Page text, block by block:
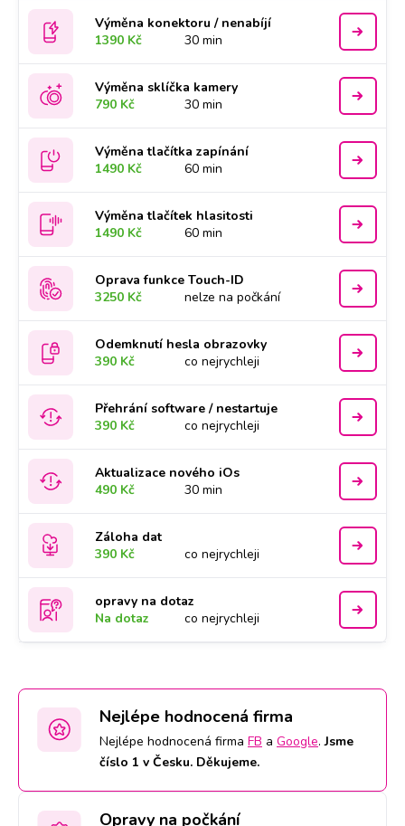
Výměna konektoru / nenabíjí
1390 Kč
30 min
Výměna sklíčka kamery
790 Kč
30 min
Výměna tlačítka zapínání
1490 Kč
60 min
Výměna tlačítek hlasitosti
1490 Kč
60 min
Oprava funkce Touch-ID
3250 Kč
nelze na počkání
Odemknutí hesla obrazovky
390 Kč
co nejrychleji
Přehrání software / nestartuje
390 Kč
co nejrychleji
Aktualizace nového iOs
490 Kč
30 min
Záloha dat
390 Kč
co nejrychleji
opravy na dotaz
Na dotaz
co nejrychleji
Nejlépe hodnocená firma
Nejlépe hodnocená firma FB a Google.Jsme
číslo 1 v Česku. Děkujeme.
Opravy na počkání